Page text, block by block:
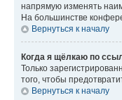
напрямую изменять
На большинстве
Вернуться к началу
Когда я щёлкаю по
Только
того, чтобы
Вернуться к началу